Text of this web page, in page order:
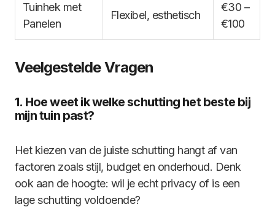
Tuinhek met
Panelen
Flexibel, esthetisch
€30 –
€100
Veelgestelde Vragen
1. Hoe weet ik welke schutting het beste bij
mijn tuin past?
Het kiezen van de juiste schutting hangt af van
factoren zoals stijl, budget en onderhoud. Denk
ook aan de hoogte: wil je echt privacy of is een
lage schutting voldoende?